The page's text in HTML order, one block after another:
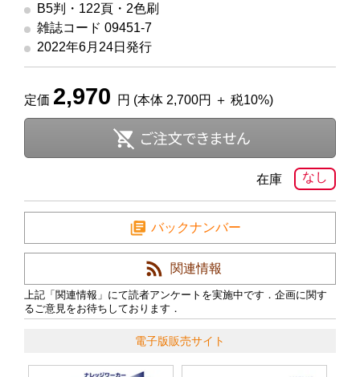
B5判・122頁・2色刷
雑誌コード 09451-7
2022年6月24日発行
定価 2,970 円 (本体 2,700円 ＋ 税10%)
なし
在庫
バックナンバー
関連情報
上記「関連情報」にて読者アンケートを実施中です．企画に関す
るご意見をお待ちしております．
電子版販売サイト